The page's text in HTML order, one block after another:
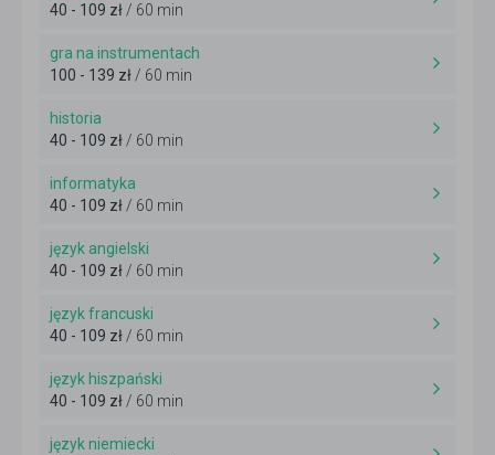
40 - 109 zł/ 60 min
gra na instrumentach
100 - 139 zł/ 60 min
historia
40 - 109 zł/ 60 min
informatyka
40 - 109 zł/ 60 min
język angielski
40 - 109 zł/ 60 min
język francuski
40 - 109 zł/ 60 min
język hiszpański
40 - 109 zł/ 60 min
język niemiecki